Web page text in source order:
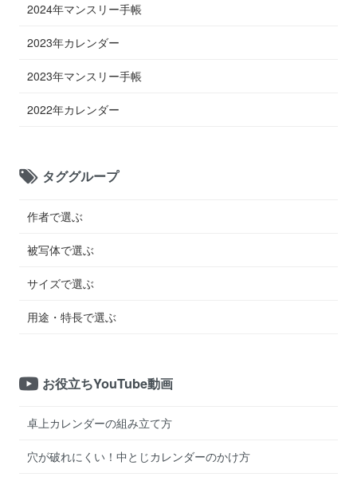
2024年マンスリー手帳
2023年カレンダー
2023年マンスリー手帳
2022年カレンダー
タググループ
作者で選ぶ
被写体で選ぶ
サイズで選ぶ
用途・特長で選ぶ
お役立ちYouTube動画
卓上カレンダーの組み立て方
穴が破れにくい！中とじカレンダーのかけ方